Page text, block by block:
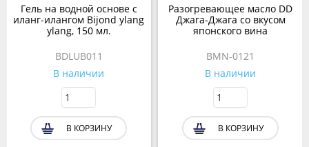
Гель на водной основе с
иланг-илангом Bijond ylang
ylang, 150 мл.
BDLUB011
В наличии
В КОРЗИНУ
Разогревающее масло DD
Джага-Джага со вкусом
японского вина
BMN-0121
В наличии
В КОРЗИНУ